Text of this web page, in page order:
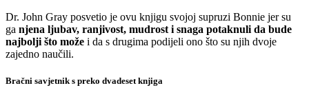
Dr. John Gray posvetio je ovu knjigu svojoj supruzi Bonnie jer su
ga njena ljubav, ranjivost, mudrost i snaga potaknuli da bude
najbolji što može i da s drugima podijeli ono što su njih dvoje
zajedno naučili.
Bračni savjetnik s preko dvadeset knjiga